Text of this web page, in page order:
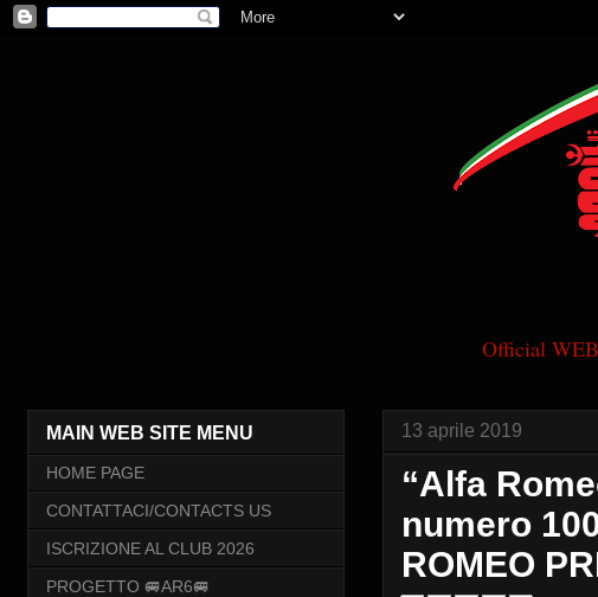
Official
13 aprile 2019
“Alfa
numero
ROMEO
MAIN WEB SITE MENU
HOME PAGE
CONTATTACI/CONTACTS US
ISCRIZIONE AL CLUB 2026
PROGETTO 🚐AR6🚐